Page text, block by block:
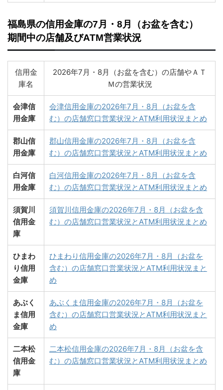
福島県の信用金庫の7月・8月（お盆を含む）
期間中の店舗及びATM営業状況
信用金
庫名
2026年7月・8月（お盆を含む）の店舗やＡＴ
Ｍの営業状況
会津信
用金庫
会津信用金庫の2026年7月・8月（お盆を含
む）の店舗窓口営業状況とATM利用状況まとめ
郡山信
用金庫
郡山信用金庫の2026年7月・8月（お盆を含
む）の店舗窓口営業状況とATM利用状況まとめ
白河信
用金庫
白河信用金庫の2026年7月・8月（お盆を含
む）の店舗窓口営業状況とATM利用状況まとめ
須賀川
信用金
庫
須賀川信用金庫の2026年7月・8月（お盆を含
む）の店舗窓口営業状況とATM利用状況まとめ
ひまわ
り信用
金庫
ひまわり信用金庫の2026年7月・8月（お盆を
含む）の店舗窓口営業状況とATM利用状況まと
め
あぶく
ま信用
金庫
あぶくま信用金庫の2026年7月・8月（お盆を
含む）の店舗窓口営業状況とATM利用状況まと
め
二本松
信用金
庫
二本松信用金庫の2026年7月・8月（お盆を含
む）の店舗窓口営業状況とATM利用状況まとめ